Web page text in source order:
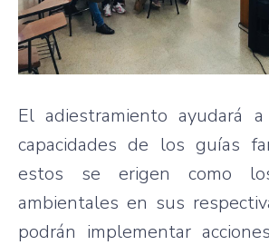
El adiestramiento ayudará
capacidades de los guías
estos se erigen como
ambientales en sus
podrán implementar